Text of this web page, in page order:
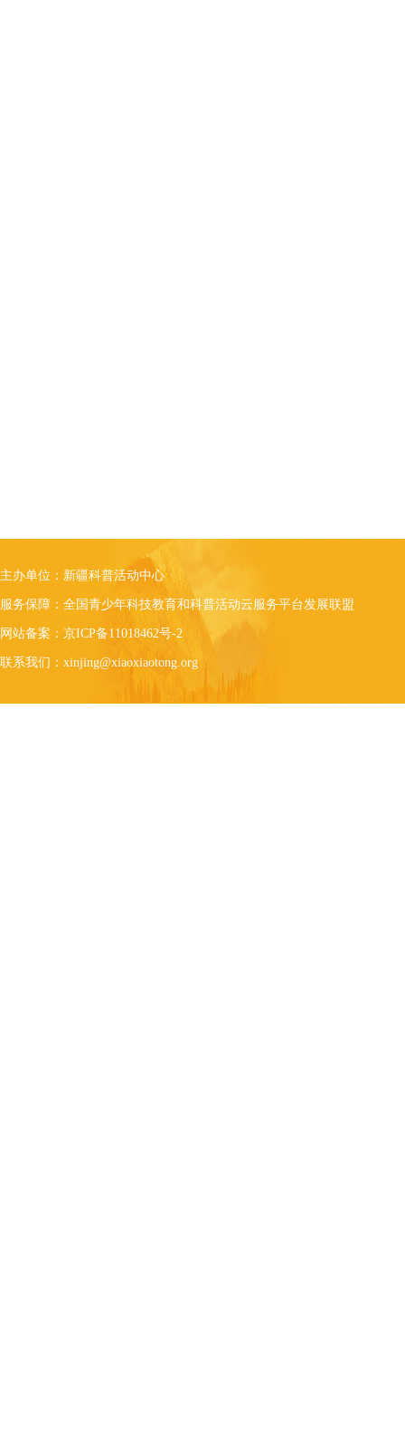
主办单位：新疆科普活动中心
服务保障：全国青少年科技教育和科普活动云服务平台发展联盟
网站备案：京ICP备11018462号-2
联系我们：xinjing@xiaoxiaotong.org